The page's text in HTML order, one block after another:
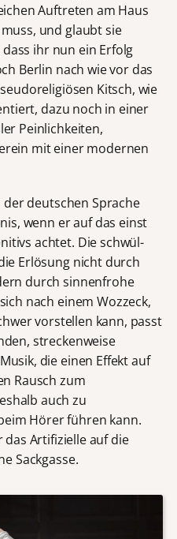
Auftreten am Haus
und glaubt sie
ihr nun ein Erfolg
Berlin nach wie vor das
Kitsch, wie
dazu noch in einer
Peinlichkeiten,
mit einer modernen
deutschen Sprache
wenn er auf das einst
achtet. Die schwül-
Erlösung nicht durch
durch sinnenfrohe
nach einem Wozzeck,
vorstellen kann, passt
streckenweise
die einen Effekt auf
Rausch zum
auch zu
Hörer führen kann.
Artifizielle auf die
Sackgasse.